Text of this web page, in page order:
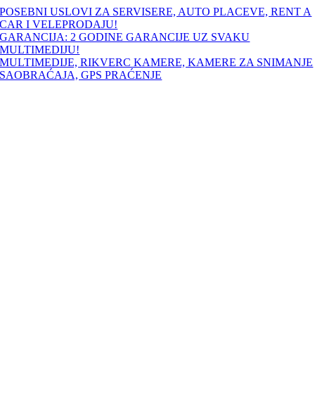
Skip
to
content
POSEBNI USLOVI ZA SERVISERE, AUTO PLACEVE, RENT A
CAR I VELEPRODAJU!
GARANCIJA: 2 GODINE GARANCIJE UZ SVAKU
MULTIMEDIJU!
MULTIMEDIJE, RIKVERC KAMERE, KAMERE ZA SNIMANJE
SAOBRAĆAJA, GPS PRAĆENJE